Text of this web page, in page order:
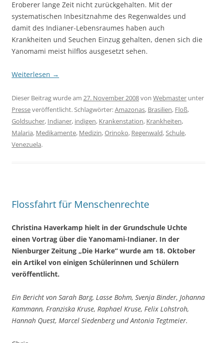
Eroberer lange Zeit nicht zurückgehalten. Mit der
systematischen Inbesitznahme des Regenwaldes und
damit des Indianer-Lebensraumes haben auch
Krankheiten und Seuchen Einzug gehalten, denen sich die
Yanomami meist hilflos ausgesetzt sehen.
Weiterlesen →
Dieser Beitrag wurde am 27. November 2008von Webmaster unter
Presseveröffentlicht. Schlagwörter:Amazonas, Brasilien, Floß,
Goldsucher, Indianer, indigen, Krankenstation, Krankheiten,
Malaria, Medikamente, Medizin,Orinoko, Regenwald,Schule,
Venezuela.
Flossfahrt für Menschenrechte
Christina Haverkamp hielt in der Grundschule Uchte
einen Vortrag über die Yanomami-Indianer. In der
Nienburger Zeitung „Die Harke“ wurde am 18. Oktober
ein Artikel von einigen Schülerinnen und Schülern
veröffentlicht.
Ein Bericht von Sarah Barg, Lasse Bohm, Svenja Binder, Johanna
Kammann, Franziska Kruse, Raphael Kruse, Felix Lohstroh,
Hannah Quest, Marcel Siedenberg und Antonia Tegtmeier.